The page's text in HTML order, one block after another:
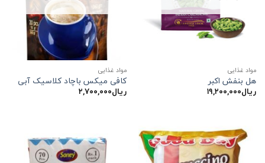
مواد غذایی
هل بنفش اکبر
ریال۱۹,۲۰۰,۰۰۰
مواد غذایی
کافی میکس باچاد کلاسیک آبی
ریال۲,۷۰۰,۰۰۰